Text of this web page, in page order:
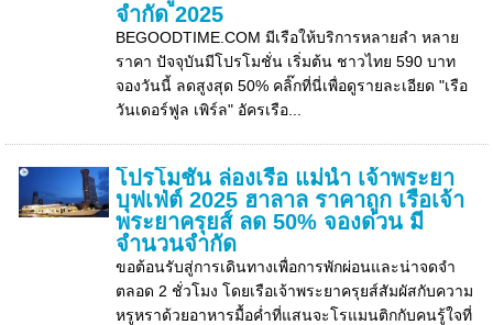
จำกัด 2025
BEGOODTIME.COM มีเรือให้บริการหลายลำ หลาย
ราคา ปัจจุบันมีโปรโมชั่น เริ่มต้น ชาวไทย 590 บาท
จองวันนี้ ลดสูงสุด 50% คลิ๊กที่นี่เพื่อดูรายละเอียด "เรือ
วันเดอร์ฟูล เพิร์ล" อัครเรือ...
โปรโมชั่น ล่องเรือ แม่น้ำ เจ้าพระยา
บุฟเฟ่ต์ 2025 ฮาลาล ราคาถูก เรือเจ้า
พระยาครุยส์ ลด 50% จองด่วน มี
จำนวนจำกัด
ขอต้อนรับสู่การเดินทางเพื่อการพักผ่อนและน่าจดจำ
ตลอด 2 ชั่วโมง โดยเรือเจ้าพระยาครุยส์สัมผัสกับความ
หรูหราด้วยอาหารมื้อค่ำที่แสนจะโรแมนติกกับคนรู้ใจที่